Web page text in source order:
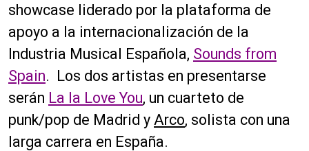
showcase liderado por la plataforma de
apoyo a la internacionalización de la
Industria Musical Española, Sounds from
Spain. Los dos artistas en presentarse
serán La la Love You, un cuarteto de
punk/pop de Madrid y Arco, solista con una
larga carrera en España.